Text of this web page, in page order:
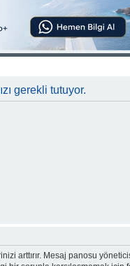
gerekli tutuyor.
arttırır. Mesaj panosu